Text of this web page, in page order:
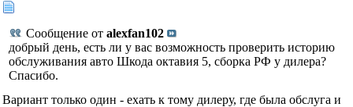
Сообщение от alexfan102
добрый день, есть ли у вас возможность проверить историю
обслуживания авто Шкода октавия 5, сборка РФ у дилера?
Спасибо.
Вариант только один - ехать к тому дилеру, где была обслуга и